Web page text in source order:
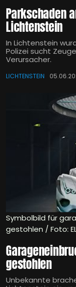
Parkschaden
Lichtenstein
In Lichtenstein
Polizei sucht
Verursacher.
LICHTENSTEIN
Symbolbild für
gestohlen / Foto:
gestohlen
Unbekannte